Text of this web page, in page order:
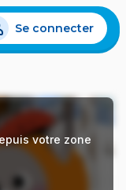
Se connecter
votre zone